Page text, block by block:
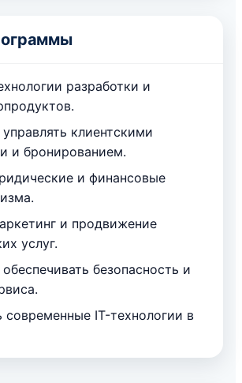
разработки и
клиентскими
и бронированием.
и финансовые
и продвижение
услуг.
безопасность и
современные IT-технологии в